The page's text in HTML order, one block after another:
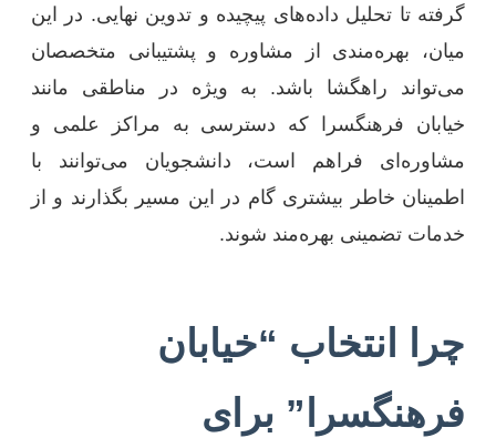
گرفته تا تحلیل داده‌های پیچیده و تدوین نهایی. در این
میان، بهره‌مندی از مشاوره و پشتیبانی متخصصان
می‌تواند راهگشا باشد. به ویژه در مناطقی مانند
خیابان فرهنگسرا که دسترسی به مراکز علمی و
مشاوره‌ای فراهم است، دانشجویان می‌توانند با
اطمینان خاطر بیشتری گام در این مسیر بگذارند و از
خدمات تضمینی بهره‌مند شوند.
چرا انتخاب “خیابان
فرهنگسرا” برای